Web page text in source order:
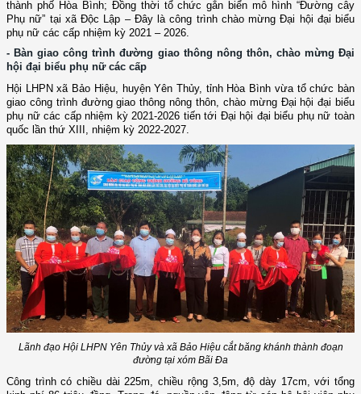
thành phố Hòa Bình; Đồng thời tổ chức gắn biển mô hình “Đường cây
Phụ nữ” tại xã Độc Lập – Đây là công trình chào mừng Đại hội đại biểu
phụ nữ các cấp nhiệm kỳ 2021 – 2026.
- Bàn giao công trình đường giao thông nông thôn, chào mừng Đại
hội đại biểu phụ nữ các cấp
Hội LHPN xã Bảo Hiệu, huyện Yên Thủy, tỉnh Hòa Bình vừa tổ chức bàn
giao công trình đườnggiao thông nông thôn, chào mừng Đại hội đại biểu
phụ nữ các cấp nhiệm kỳ 2021-2026 tiến tới Đại hội đại biểu phụ nữ toàn
quốc lần thứ XIII, nhiệm kỳ 2022-2027.
Lãnh đạo Hội LHPN Yên Thủy và xã Bảo Hiệu cắt băng khánh thành đoạn
đường tại xóm Bãi Đa
Công trình có chiều dài 225m, chiều rộng 3,5m, độ dày 17cm, với tổng